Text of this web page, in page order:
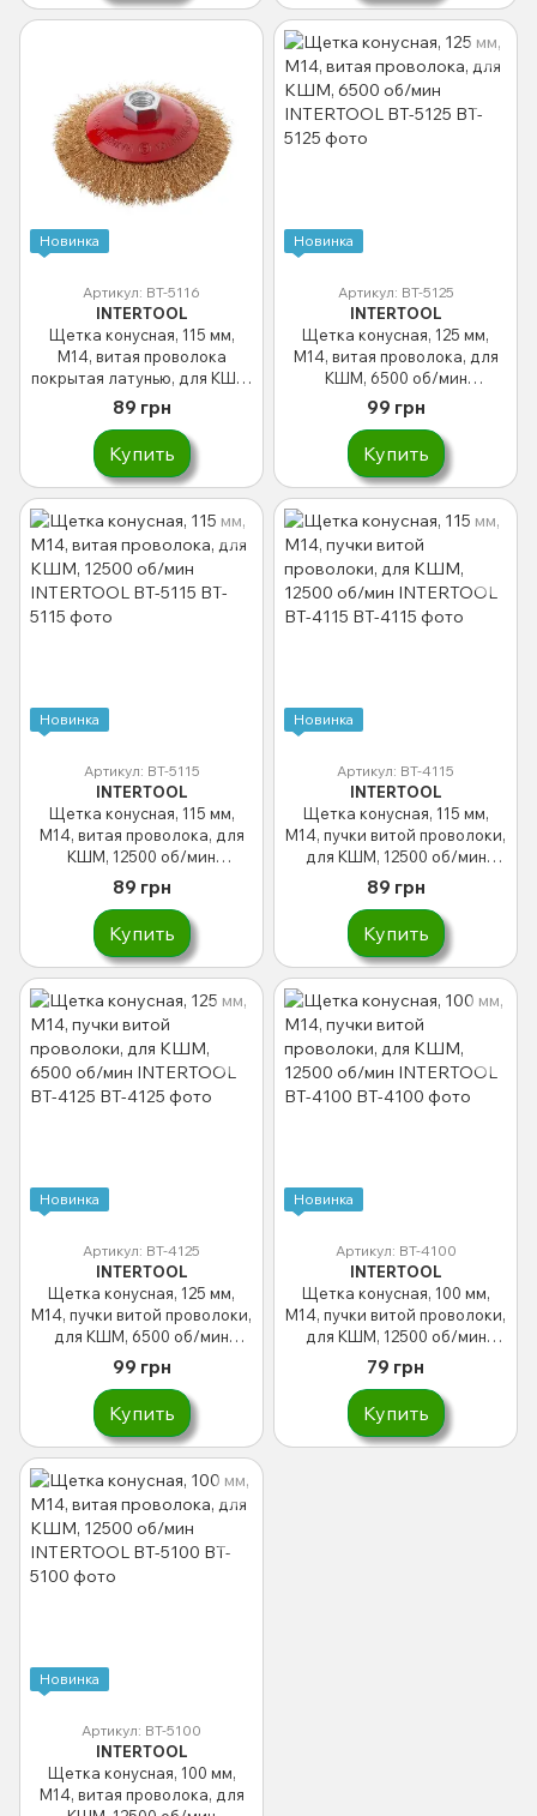
Новинка
Артикул: BT-5116
INTERTOOL
Щетка конусная, 115 мм,
M14, витая проволока
покрытая латунью, для КШМ,
12500 об/мин INTERTOOL BT-
5116
89 грн
Купить
Новинка
Артикул: BT-5125
INTERTOOL
Щетка конусная, 125 мм,
M14, витая проволока, для
КШМ, 6500 об/мин
INTERTOOL BT-5125
99 грн
Купить
Новинка
Артикул: BT-5115
INTERTOOL
Щетка конусная, 115 мм,
M14, витая проволока, для
КШМ, 12500 об/мин
INTERTOOL BT-5115
89 грн
Купить
Новинка
Артикул: BT-4115
INTERTOOL
Щетка конусная, 115 мм,
M14, пучки витой проволоки,
для КШМ, 12500 об/мин
INTERTOOL BT-4115
89 грн
Купить
Новинка
Артикул: BT-4125
INTERTOOL
Щетка конусная, 125 мм,
M14, пучки витой проволоки,
для КШМ, 6500 об/мин
INTERTOOL BT-4125
99 грн
Купить
Новинка
Артикул: BT-4100
INTERTOOL
Щетка конусная, 100 мм,
M14, пучки витой проволоки,
для КШМ, 12500 об/мин
INTERTOOL BT-4100
79 грн
Купить
Новинка
Артикул: BT-5100
INTERTOOL
Щетка конусная, 100 мм,
M14, витая проволока, для